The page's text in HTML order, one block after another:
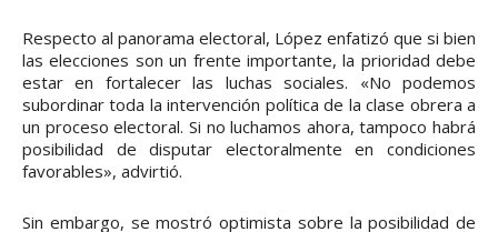
Respecto al panorama electoral, López enfatizó que si bien
las elecciones son un frente importante, la prioridad debe
estar en fortalecer las luchas sociales. «No podemos
subordinar toda la intervención política de la clase obrera a
un proceso electoral. Si no luchamos ahora, tampoco habrá
posibilidad de disputar electoralmente en condiciones
favorables», advirtió.
Sin embargo, se mostró optimista sobre la posibilidad de